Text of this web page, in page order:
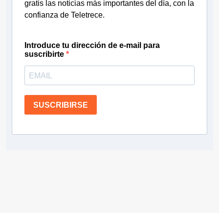
gratis las noticias más importantes del día, con la
confianza de Teletrece.
Introduce tu dirección de e-mail para
suscribirte
SUSCRIBIRSE